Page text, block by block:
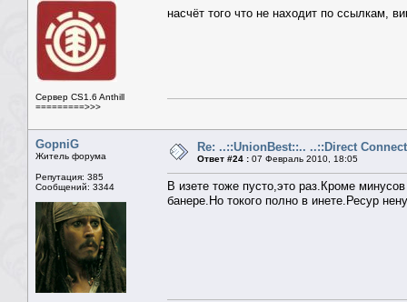
Сервер CS1.6 Anthill
=========>>>
насчёт того что не находит по ссылкам,
GopniG
Житель форума
Репутация: 385
Сообщений: 3344
Re: ..::UnionBest::.. ..::Direct
Ответ #24 : 07 Февраль 2010, 18:05
В изете тоже пусто,это раз.Кроме
банере.Но токого полно в инете.Ресур